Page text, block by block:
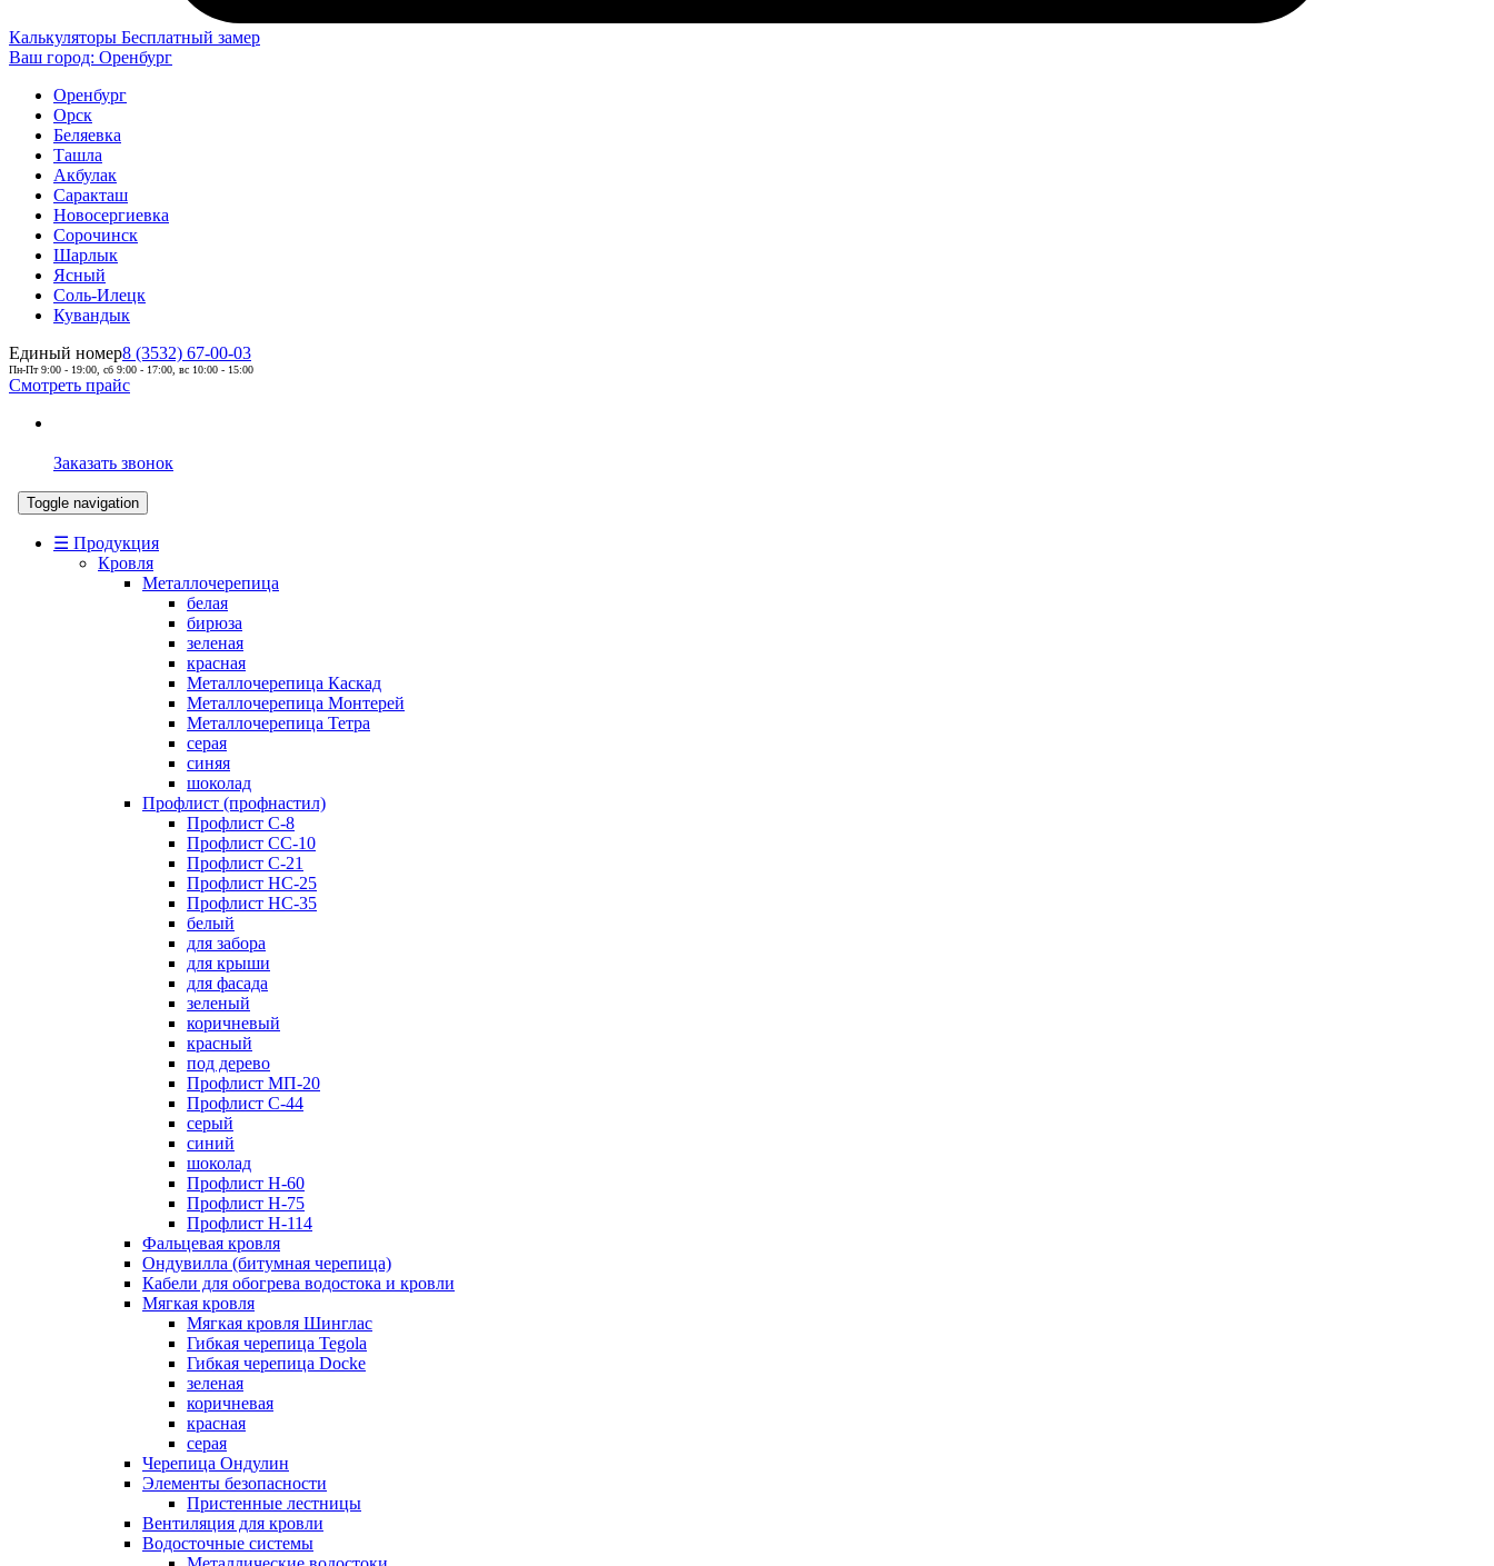
Калькуляторы Бесплатный замер
Ваш город: Оренбург
Оренбург
Орск
Беляевка
Ташла
Акбулак
Саракташ
Новосергиевка
Сорочинск
Шарлык
Ясный
Соль-Илецк
Кувандык
Единый номер8 (3532) 67-00-03
Пн-Пт 9:00 - 19:00, сб 9:00 - 17:00, вс 10:00 - 15:00
Смотреть прайс
Заказать звонок
Toggle navigation
☰ Продукция
Кровля
Металлочерепица
белая
бирюза
зеленая
красная
Металлочерепица Каскад
Металлочерепица Монтерей
Металлочерепица Тетра
серая
синяя
шоколад
Профлист (профнастил)
Профлист С-8
Профлист СС-10
Профлист C-21
Профлист НС-25
Профлист НС-35
белый
для забора
для крыши
для фасада
зеленый
коричневый
красный
под дерево
Профлист МП-20
Профлист С-44
серый
синий
шоколад
Профлист Н-60
Профлист Н-75
Профлист H-114
Фальцевая кровля
Ондувилла (битумная черепица)
Кабели для обогрева водостока и кровли
Мягкая кровля
Мягкая кровля Шинглас
Гибкая черепица Tegola
Гибкая черепица Docke
зеленая
коричневая
красная
серая
Черепица Ондулин
Элементы безопасности
Пристенные лестницы
Вентиляция для кровли
Водосточные системы